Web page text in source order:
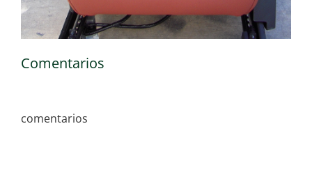
Comentarios
comentarios